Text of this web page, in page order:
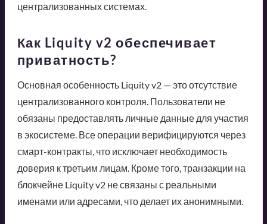
централизованных системах.
Как Liquity v2 обеспечивает
приватность?
Основная особенность Liquity v2 — это отсутствие
централизованного контроля. Пользователи не
обязаны предоставлять личные данные для участия
в экосистеме. Все операции верифицируются через
смарт-контракты, что исключает необходимость
доверия к третьим лицам. Кроме того, транзакции на
блокчейне Liquity v2 не связаны с реальными
именами или адресами, что делает их анонимными.